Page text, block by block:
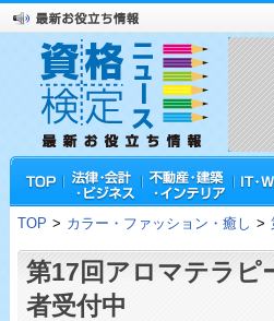
TOP > カラー・ファッション・癒し >
第17回アロマテラピ
者受付中